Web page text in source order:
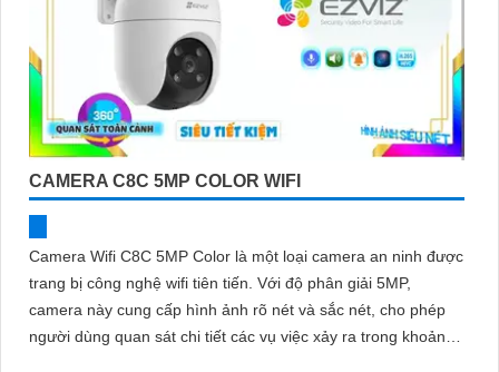
CAMERA C8C 5MP COLOR WIFI
Camera Wifi C8C 5MP Color là một loại camera an ninh được
trang bị công nghệ wifi tiên tiến. Với độ phân giải 5MP,
camera này cung cấp hình ảnh rõ nét và sắc nét, cho phép
người dùng quan sát chi tiết các vụ việc xảy ra trong khoảng